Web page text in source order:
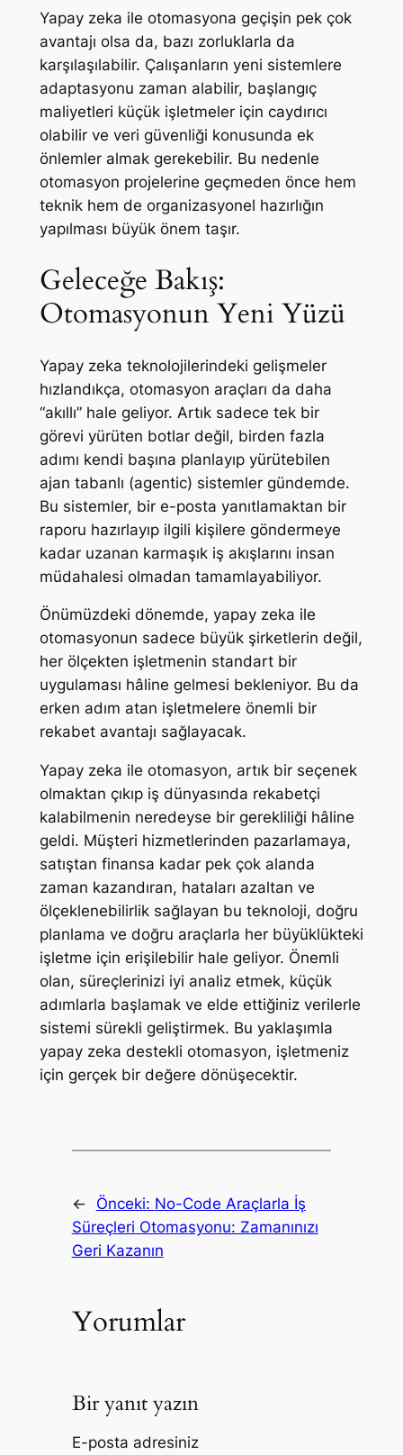
Yapay zeka ile otomasyona geçişin pek çok
avantajı olsa da, bazı zorluklarla da
karşılaşılabilir. Çalışanların yeni sistemlere
adaptasyonu zaman alabilir, başlangıç
maliyetleri küçük işletmeler için caydırıcı
olabilir ve veri güvenliği konusunda ek
önlemler almak gerekebilir. Bu nedenle
otomasyon projelerine geçmeden önce hem
teknik hem de organizasyonel hazırlığın
yapılması büyük önem taşır.
Geleceğe Bakış:
Otomasyonun Yeni Yüzü
Yapay zeka teknolojilerindeki gelişmeler
hızlandıkça, otomasyon araçları da daha
“akıllı” hale geliyor. Artık sadece tek bir
görevi yürüten botlar değil, birden fazla
adımı kendi başına planlayıp yürütebilen
ajan tabanlı (agentic) sistemler gündemde.
Bu sistemler, bir e-posta yanıtlamaktan bir
raporu hazırlayıp ilgili kişilere göndermeye
kadar uzanan karmaşık iş akışlarını insan
müdahalesi olmadan tamamlayabiliyor.
Önümüzdeki dönemde, yapay zeka ile
otomasyonun sadece büyük şirketlerin değil,
her ölçekten işletmenin standart bir
uygulaması hâline gelmesi bekleniyor. Bu da
erken adım atan işletmelere önemli bir
rekabet avantajı sağlayacak.
Yapay zeka ile otomasyon, artık bir seçenek
olmaktan çıkıp iş dünyasında rekabetçi
kalabilmenin neredeyse bir gerekliliği hâline
geldi. Müşteri hizmetlerinden pazarlamaya,
satıştan finansa kadar pek çok alanda
zaman kazandıran, hataları azaltan ve
ölçeklenebilirlik sağlayan bu teknoloji, doğru
planlama ve doğru araçlarla her büyüklükteki
işletme için erişilebilir hale geliyor. Önemli
olan, süreçlerinizi iyi analiz etmek, küçük
adımlarla başlamak ve elde ettiğiniz verilerle
sistemi sürekli geliştirmek. Bu yaklaşımla
yapay zeka destekli otomasyon, işletmeniz
için gerçek bir değere dönüşecektir.
← Önceki: No-Code Araçlarla İş
Süreçleri Otomasyonu: Zamanınızı
Geri Kazanın
Yorumlar
Bir yanıt yazın
E-posta adresiniz